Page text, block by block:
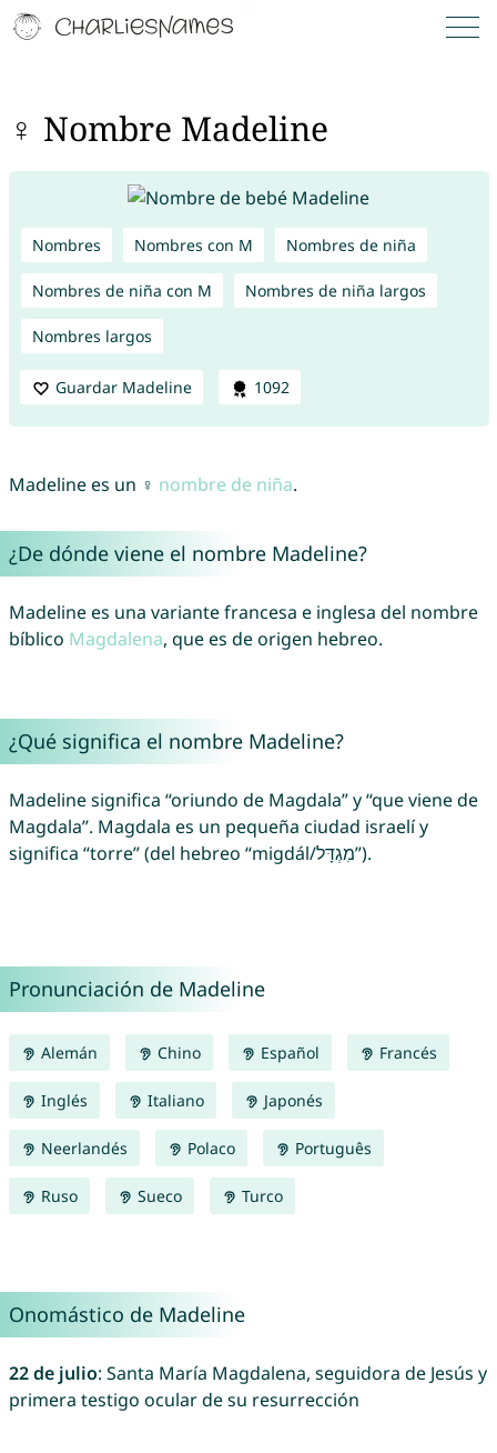
♀ Nombre Madeline
Nombres Nombres con M Nombres de niña
Nombres de niña con M Nombres de niña largos
Nombres largos
Guardar Madeline 1092
Madeline es un ♀ nombre de niña.
¿De dónde viene el nombre Madeline?
Madeline es una variante francesa e inglesa del nombre
bíblico Magdalena, que es de origen hebreo.
¿Qué significa el nombre Madeline?
Madeline significa “oriundo de Magdala” y “que viene de
Magdala”. Magdala es un pequeña ciudad israelí y
significa “torre” (del hebreo “migdál/מִגְדָּל”).
Pronunciación de Madeline
Alemán Chino Español Francés
Inglés Italiano Japonés
Neerlandés Polaco Português
Ruso Sueco Turco
Onomástico de Madeline
22 de julio: Santa María Magdalena, seguidora de Jesús y
primera testigo ocular de su resurrección